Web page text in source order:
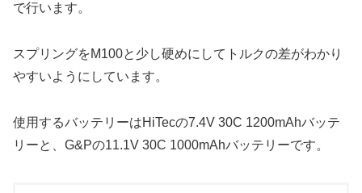
で行います。
スプリングをM100と少し硬めにしてトルクの差がわかり
やすいようにしています。
使用するバッテリーはHiTecの7.4V 30C 1200mAhバッテ
リーと、G&Pの11.1V 30C 1000mAhバッテリーです。